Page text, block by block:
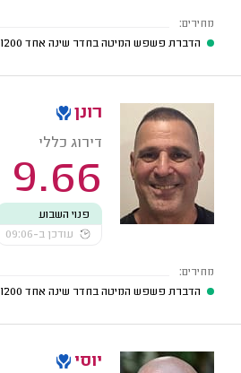
מחירים:
הדברת פשפש המיטה בחדר שינה אחד 1200 - 900
רונן
דירוג כללי
9.66
פנוי השבוע
עודכן ב-09:06
מחירים:
הדברת פשפש המיטה בחדר שינה אחד 1200 - 850
יוסי